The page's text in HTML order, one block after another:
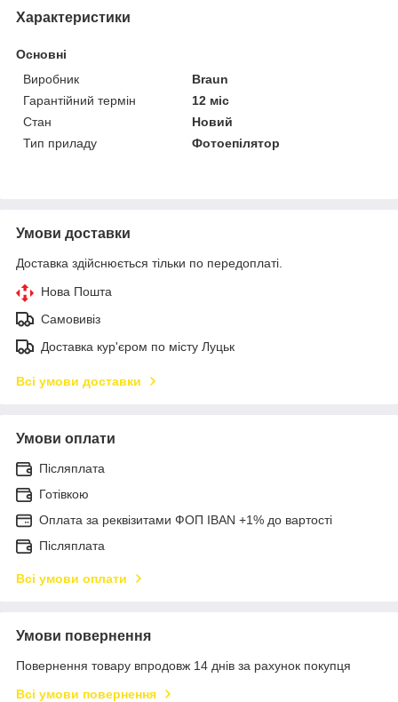
Характеристики
Основні
Виробник
Braun
Гарантійний термін
12 міс
Стан
Новий
Тип приладу
Фотоепілятор
Умови доставки
Доставка здійснюється тільки по передоплаті.
Нова Пошта
Самовивіз
Доставка кур'єром по місту Луцьк
Всі умови доставки
Умови оплати
Післяплата
Готівкою
Оплата за реквізитами ФОП IBAN +1% до вартості
Післяплата
Всі умови оплати
Умови повернення
Повернення товару впродовж 14 днів за рахунок покупця
Всі умови повернення